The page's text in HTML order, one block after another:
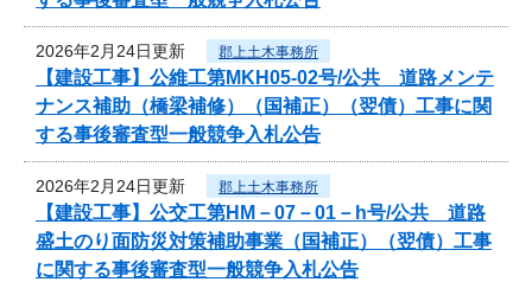
2026年2月24日更新 郡上土木事務所
【建設工事】公維工第MKH05-02号/公共 道路メンテ
ナンス補助（橋梁補修）（国補正）（翌債）工事に関
する事後審査型一般競争入札公告
2026年2月24日更新 郡上土木事務所
【建設工事】公交工第HM－07－01－h号/公共 道路
盛土のり面防災対策補助事業（国補正）（翌債）工事
に関する事後審査型一般競争入札公告